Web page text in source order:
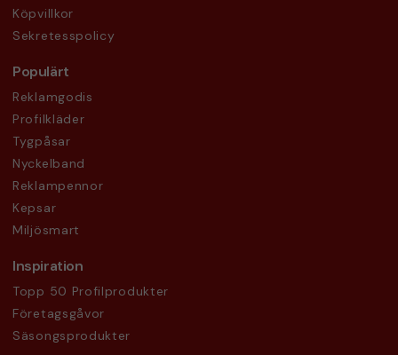
Köpvillkor
Sekretesspolicy
Populärt
Reklamgodis
Profilkläder
Tygpåsar
Nyckelband
Reklampennor
Kepsar
Miljösmart
Inspiration
Topp 50 Profilprodukter
Företagsgåvor
Säsongsprodukter